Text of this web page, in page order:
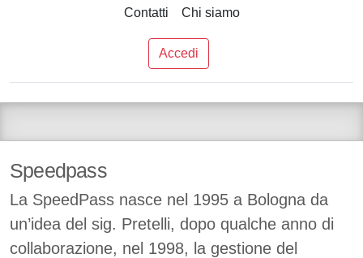
Contatti Chi siamo
Accedi
Speedpass
La SpeedPass nasce nel 1995 a Bologna da
un’idea del sig. Pretelli, dopo qualche anno di
collaborazione, nel 1998, la gestione del